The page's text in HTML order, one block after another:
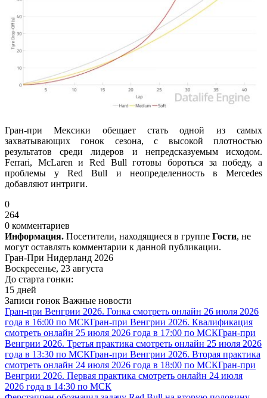
Гран-при Мексики обещает стать одной из самых
захватывающих гонок сезона, с высокой плотностью
результатов среди лидеров и непредсказуемым исходом.
Ferrari, McLaren и Red Bull готовы бороться за победу, а
проблемы у Red Bull и неопределенность в Mercedes
добавляют интриги.
0
264
0 комментариев
Информация. Посетители, находящиеся в группе Гости, не
могут оставлять комментарии к данной публикации.
Гран-При Нидерланд 2026
Воскресенье, 23 августа
До старта гонки:
15 дней
Записи гонок Важные новости
Гран-при Венгрии 2026. Гонка смотреть онлайн 26 июля 2026
года в 16:00 по МСКГран-при Венгрии 2026. Квалификация
смотреть онлайн 25 июля 2026 года в 17:00 по МСКГран-при
Венгрии 2026. Третья практика смотреть онлайн 25 июля 2026
года в 13:30 по МСКГран-при Венгрии 2026. Вторая практика
смотреть онлайн 24 июля 2026 года в 18:00 по МСКГран-при
Венгрии 2026. Первая практика смотреть онлайн 24 июля
2026 года в 14:30 по МСК